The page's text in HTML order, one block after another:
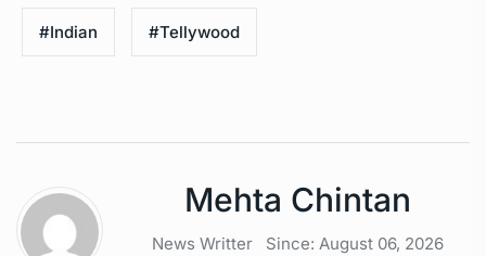
#Indian #Tellywood
Mehta Chintan
News Writter Since: August 06, 2026